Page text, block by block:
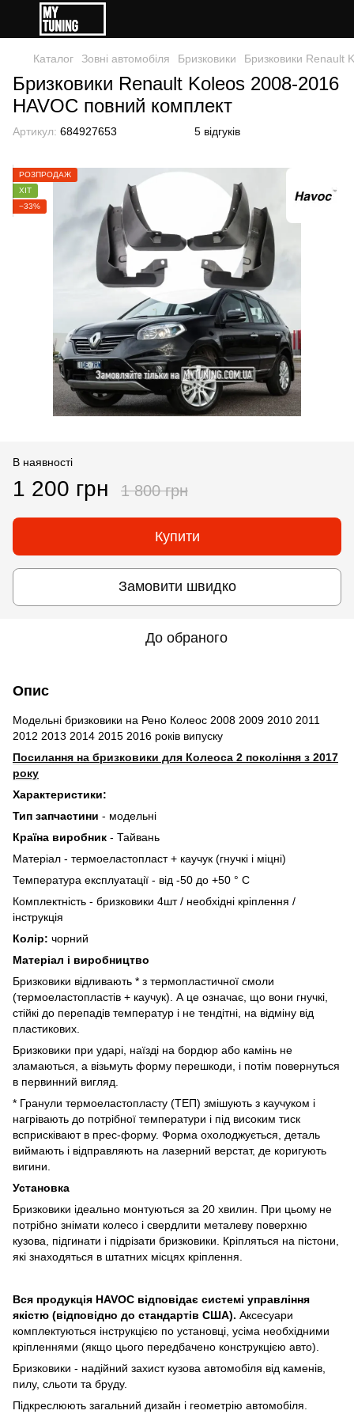
Каталог Зовні автомобіля Бризковики Бризковики Renault
Бризковики Renault Koleos 2008-2016
HAVOC повний комплект
Артикул: 684927653 5 відгуків
РОЗПРОДАЖ
ХІТ
−33%
В наявності
1 200 грн 1 800 грн
Купити
Замовити швидко
До обраного
Опис
Модельні бризковики на Рено Колеос 2008 2009 2010 2011
2012 2013 2014 2015 2016 років випуску
Посилання на бризковики для Колеоса 2 покоління з 2017
року
Характеристики:
Тип запчастини - модельні
Країна виробник - Тайвань
Матеріал - термоеластопласт + ​​каучук (гнучкі і міцні)
Температура експлуатації - від -50 до +50 ° C
Комплектність - бризковики 4шт / необхідні кріплення /
інструкція
Колір: чорний
Матеріал і виробництво
Бризковики відливають * з термопластичної смоли
(термоеластопластів + ​​каучук). А це означає, що вони гнучкі,
стійкі до перепадів температур і не тендітні, на відміну від
пластикових.
Бризковики при ударі, наїзді на бордюр або камінь не
зламаються, а візьмуть форму перешкоди, і потім повернуться
в первинний вигляд.
* Гранули термоеластопласту (ТЕП) змішують з каучуком і
нагрівають до потрібної температури і під високим тиск
всприсківают в прес-форму. Форма охолоджується, деталь
виймають і відправляють на лазерний верстат, де коригують
вигини.
Установка
Бризковики ідеально монтуються за 20 хвилин. При цьому не
потрібно знімати колесо і свердлити металеву поверхню
кузова, підгинати і підрізати бризковики. Кріпляться на пістони,
які знаходяться в штатних місцях кріплення.
Вся продукція HAVOC відповідає системі управління
якістю (відповідно до стандартів США). Аксесуари
комплектуються інструкцією по установці, усіма необхідними
кріпленнями (якщо цього передбачено конструкцією авто).
Бризковики - надійний захист кузова автомобіля від каменів,
пилу, сльоти та бруду.
Підкреслюють загальний дизайн і геометрію автомобіля.